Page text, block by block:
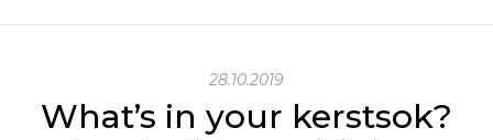
28.10.2019
What’s in your kerstsok?